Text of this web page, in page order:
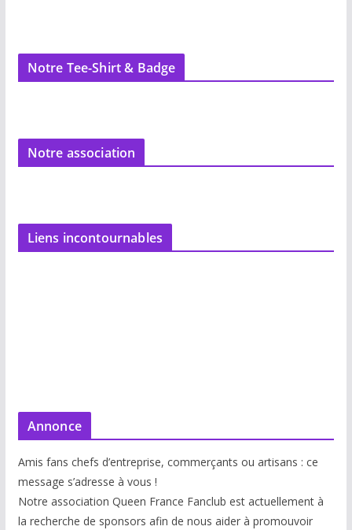
Notre Tee-Shirt & Badge
Notre association
Liens incontournables
Annonce
Amis fans chefs d’entreprise, commerçants ou artisans : ce
message s’adresse à vous !
Notre association Queen France Fanclub est actuellement à
la recherche de sponsors afin de nous aider à promouvoir